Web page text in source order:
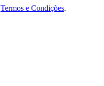
Termos e Condições.